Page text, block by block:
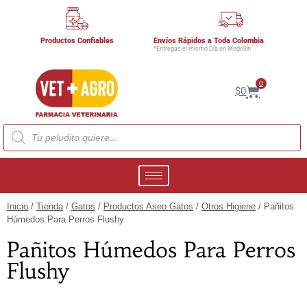
Productos Confiables Envíos Rápidos a Toda Colombia
*Entregas el mismo Día en Medellín
$0
0
Inicio / Tienda/ Gatos / Productos Aseo Gatos / Otros Higiene / Pañitos
Húmedos Para Perros Flushy
Pañitos Húmedos Para Perros
Flushy